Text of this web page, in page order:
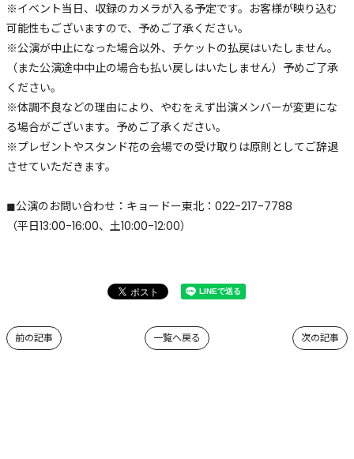
※イベント当日、収録のカメラが入る予定です。お客様が映り込む
可能性もございますので、予めご了承ください。
※公演が中止になった場合以外、チケットの払戻はいたしません。
（また公演途中中止の場合も払い戻しはいたしません）予めご了承
ください。
※体調不良などの理由により、やむをえず出演メンバーが変更にな
る場合がございます。予めご了承ください。
※プレゼントやスタンド花の会場での受け取りは原則としてご辞退
させていただきます。
◼︎公演のお問い合わせ：キョードー東北：022-217-7788
（平日13:00-16:00、土10:00-12:00）
次の記事
一覧へ戻る
前の記事